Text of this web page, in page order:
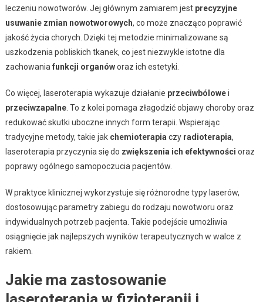
leczeniu nowotworów. Jej głównym zamiarem jest precyzyjne
usuwanie zmian nowotworowych, co może znacząco poprawić
jakość życia chorych. Dzięki tej metodzie minimalizowane są
uszkodzenia pobliskich tkanek, co jest niezwykle istotne dla
zachowania funkcji organóworaz ich estetyki.
Co więcej, laseroterapia wykazuje działanie przeciwbólowei
przeciwzapalne. To z kolei pomaga złagodzić objawy choroby oraz
redukować skutki uboczne innych form terapii. Wspierając
tradycyjne metody, takie jak chemioterapia czy radioterapia,
laseroterapia przyczynia się do zwiększenia ich efektywności oraz
poprawy ogólnego samopoczucia pacjentów.
W praktyce klinicznej wykorzystuje się różnorodne typy laserów,
dostosowując parametry zabiegu do rodzaju nowotworu oraz
indywidualnych potrzeb pacjenta. Takie podejście umożliwia
osiągnięcie jak najlepszych wyników terapeutycznych w walce z
rakiem.
Jakie ma zastosowanie